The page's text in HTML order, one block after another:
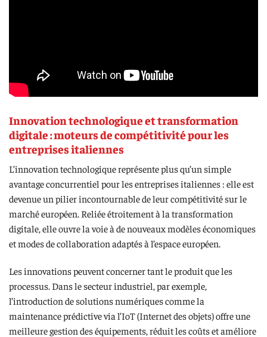
Innovation technologique et transformation
digitale : moteurs de compétitivité pour les
entreprises italiennes
L’innovation technologique représente plus qu’un simple
avantage concurrentiel pour les entreprises italiennes : elle est
devenue un pilier incontournable de leur compétitivité sur le
marché européen. Reliée étroitement à la transformation
digitale, elle ouvre la voie à de nouveaux modèles économiques
et modes de collaboration adaptés à l’espace européen.
Les innovations peuvent concerner tant le produit que les
processus. Dans le secteur industriel, par exemple,
l’introduction de solutions numériques comme la
maintenance prédictive via l’IoT (Internet des objets) offre une
meilleure gestion des équipements, réduit les coûts et améliore